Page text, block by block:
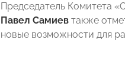
Председатель Комитета
Павел Самиев также
новые возможности для